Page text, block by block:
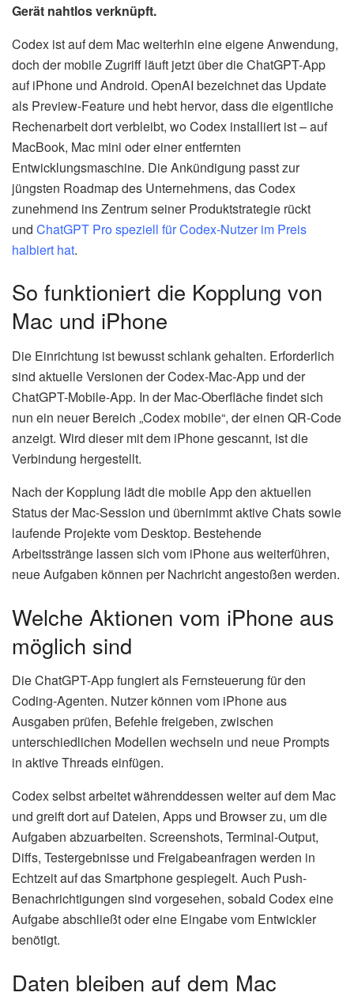
Gerät nahtlos verknüpft.
Codex ist auf dem Mac weiterhin eine eigene Anwendung,
doch der mobile Zugriff läuft jetzt über die ChatGPT-App
auf iPhone und Android. OpenAI bezeichnet das Update
als Preview-Feature und hebt hervor, dass die eigentliche
Rechenarbeit dort verbleibt, wo Codex installiert ist – auf
MacBook, Mac mini oder einer entfernten
Entwicklungsmaschine. Die Ankündigung passt zur
jüngsten Roadmap des Unternehmens, das Codex
zunehmend ins Zentrum seiner Produktstrategie rückt
und ChatGPT Pro speziell für Codex-Nutzer im Preis
halbiert hat.
So funktioniert die Kopplung von
Mac und iPhone
Die Einrichtung ist bewusst schlank gehalten. Erforderlich
sind aktuelle Versionen der Codex-Mac-App und der
ChatGPT-Mobile-App. In der Mac-Oberfläche findet sich
nun ein neuer Bereich „Codex mobile“, der einen QR-Code
anzeigt. Wird dieser mit dem iPhone gescannt, ist die
Verbindung hergestellt.
Nach der Kopplung lädt die mobile App den aktuellen
Status der Mac-Session und übernimmt aktive Chats sowie
laufende Projekte vom Desktop. Bestehende
Arbeitsstränge lassen sich vom iPhone aus weiterführen,
neue Aufgaben können per Nachricht angestoßen werden.
Welche Aktionen vom iPhone aus
möglich sind
Die ChatGPT-App fungiert als Fernsteuerung für den
Coding-Agenten. Nutzer können vom iPhone aus
Ausgaben prüfen, Befehle freigeben, zwischen
unterschiedlichen Modellen wechseln und neue Prompts
in aktive Threads einfügen.
Codex selbst arbeitet währenddessen weiter auf dem Mac
und greift dort auf Dateien, Apps und Browser zu, um die
Aufgaben abzuarbeiten. Screenshots, Terminal-Output,
Diffs, Testergebnisse und Freigabeanfragen werden in
Echtzeit auf das Smartphone gespiegelt. Auch Push-
Benachrichtigungen sind vorgesehen, sobald Codex eine
Aufgabe abschließt oder eine Eingabe vom Entwickler
benötigt.
Daten bleiben auf dem Mac